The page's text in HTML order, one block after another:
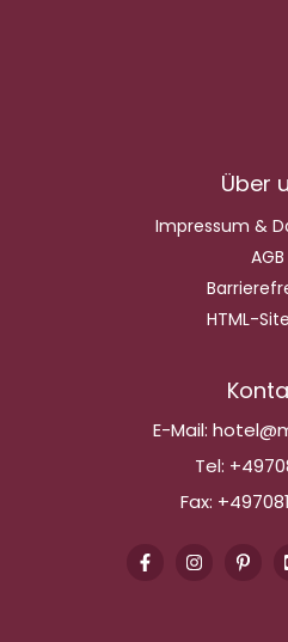
Über
Impressum &
AGB
HTML-
E-Mail:
Tel:
Fax: